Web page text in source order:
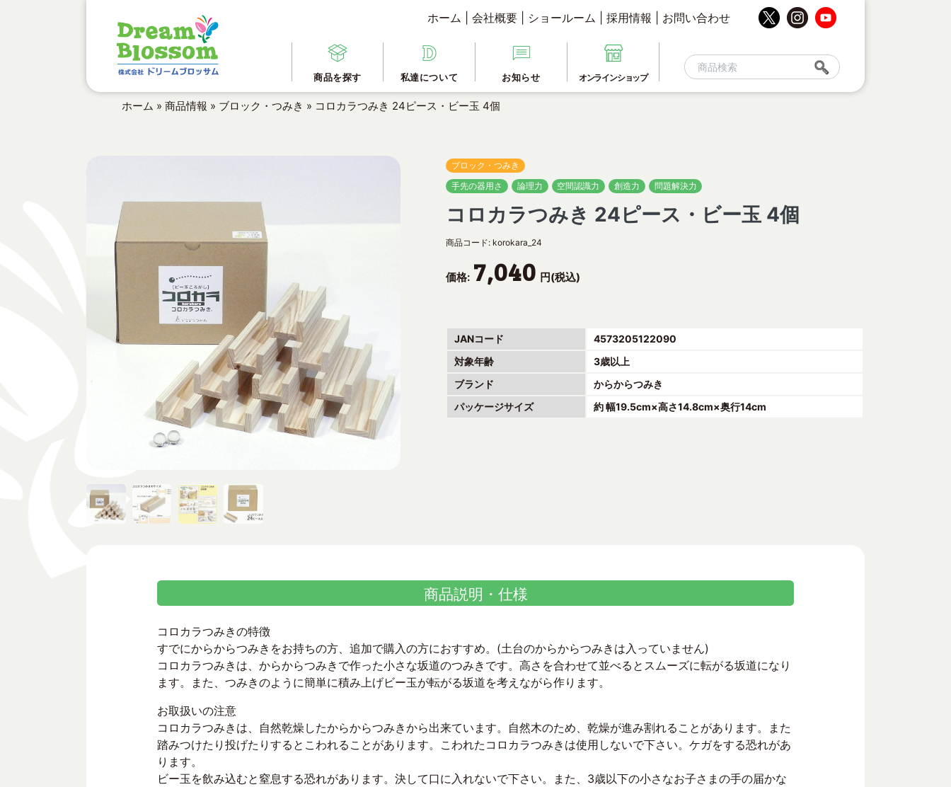
ホーム 会社概要 ショールーム 採用情報 お問い合わせ
商品を探す 私達について お知らせ オンラインショップ
ホーム » 商品情報 » ブロック・つみき » コロカラつみき 24ピース・ビー玉 4個
ブロック・つみき
手先の器用さ
論理力 空間認識力 創造力 問題解決力
コロカラつみき 24ピース・ビー玉 4個
商品コード: korokara_24
価格: 7,040 円(税込)
JANコード
4573205122090
対象年齢
3歳以上
ブランド
からからつみき
パッケージサイズ
約 幅19.5cm×高さ14.8cm×奥行14cm
商品説明・仕様
コロカラつみきの特徴
すでにからからつみきをお持ちの方、追加で購入の方におすすめ。(土台のからからつみきは入っていません)
コロカラつみきは、からからつみきで作った小さな坂道のつみきです。高さを合わせて並べるとスムーズに転がる坂道になり
ます。また、つみきのように簡単に積み上げビー玉が転がる坂道を考えながら作ります。
お取扱いの注意
コロカラつみきは、自然乾燥したからからつみきから出来ています。自然木のため、乾燥が進み割れることがあります。また
踏みつけたり投げたりするとこわれることがあります。こわれたコロカラつみきは使用しないで下さい。ケガをする恐れがあ
ります。
ビー玉を飲み込むと窒息する恐れがあります。決して口に入れないで下さい。また、3歳以下の小さなお子さまの手の届かな